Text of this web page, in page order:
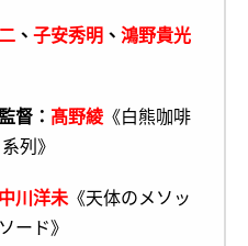
、 子安秀明 、 鴻野貴光
督： 髙野綾 《白熊咖啡
列》
中川洋未《天体のメソッ
ード》